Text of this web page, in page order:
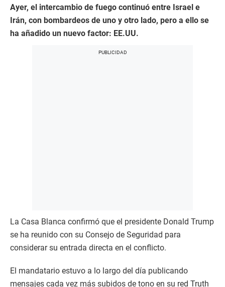
Ayer, el intercambio de fuego continuó entre Israel e
Irán, con bombardeos de uno y otro lado, pero a ello se
ha añadido un nuevo factor: EE.UU.
La Casa Blanca confirmó que el presidente Donald Trump
se ha reunido con su Consejo de Seguridad para
considerar su entrada directa en el conflicto.
El mandatario estuvo a lo largo del día publicando
mensajes cada vez más subidos de tono en su red Truth